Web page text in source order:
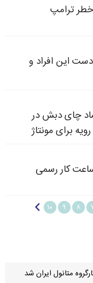
ترامپ
این افراد و
چای دبش در
برای مونتاژ
کار رسمی
۸ ۹ ۱۰
متانول ایران شد